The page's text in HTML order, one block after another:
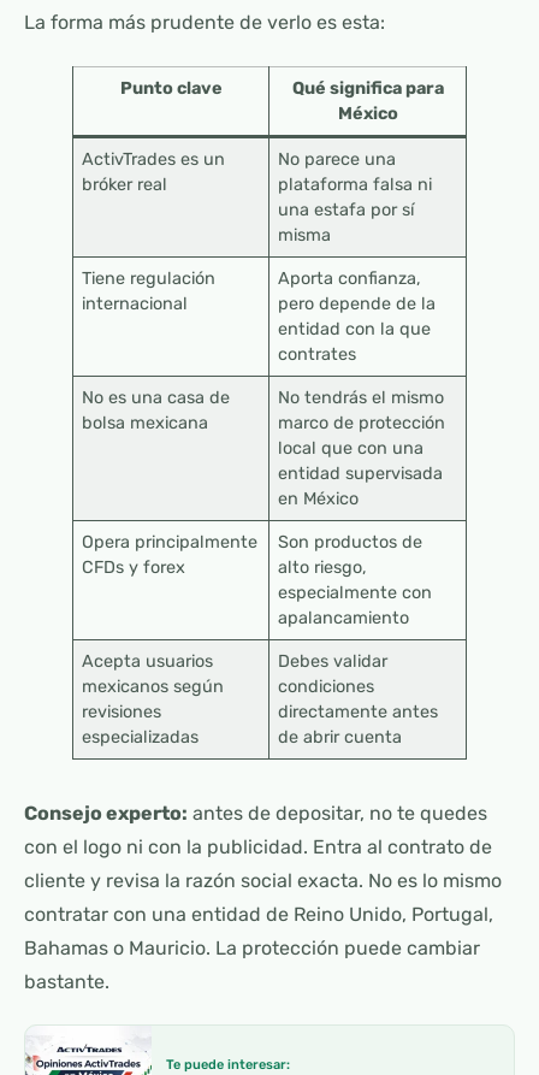
La forma más prudente de verlo es esta:
Punto clave
Qué significa para
México
ActivTrades es un
bróker real
No parece una
plataforma falsa ni
una estafa por sí
misma
Tiene regulación
internacional
Aporta confianza,
pero depende de la
entidad con la que
contrates
No es una casa de
bolsa mexicana
No tendrás el mismo
marco de protección
local que con una
entidad supervisada
en México
Opera principalmente
CFDs y forex
Son productos de
alto riesgo,
especialmente con
apalancamiento
Acepta usuarios
mexicanos según
revisiones
especializadas
Debes validar
condiciones
directamente antes
de abrir cuenta
Consejo experto: antes de depositar, no te quedes
con el logo ni con la publicidad. Entra al contrato de
cliente y revisa la razón social exacta. No es lo mismo
contratar con una entidad de Reino Unido, Portugal,
Bahamas o Mauricio. La protección puede cambiar
bastante.
Te puede interesar: